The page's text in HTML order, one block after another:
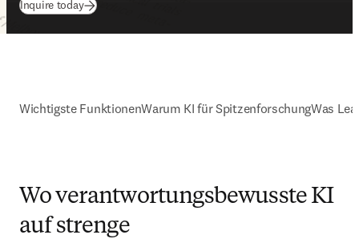
Inquire today
Wichtigste FunktionenWarum KI für SpitzenforschungWas
Wo verantwortungsbewusste KI
auf strenge